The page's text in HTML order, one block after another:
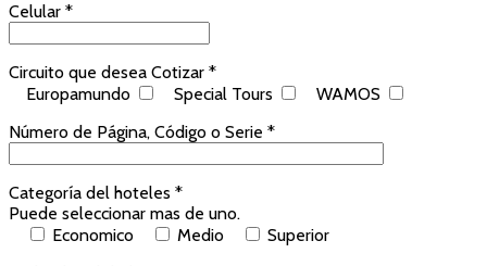
Celular *
Circuito que desea Cotizar *
Europamundo
Special Tours
WAMOS
Número de Página, Código o Serie *
Categoría del hoteles *
Puede seleccionar mas de uno.
Economico
Medio
Superior